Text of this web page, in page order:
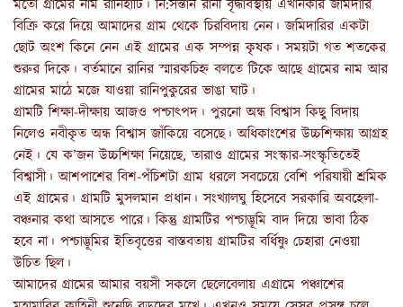
মতো গ্রামের নাম রানিহাটি। নি:সন্তান রানী বৃদ্ধাবস্থায় এখানকার জমিদারি
বিক্রি করে দিয়ে আমাদের গ্রাম থেকে চিরবিদায় নেন। জমিদারির একটা
ছোট অংশ কিনে নেন এই গ্রামের এক সম্পন্ন কৃষক। সময়টা গত শতকের
শুরুর দিকে। বর্তমানে রানির স্মারকচিহ্ন বলতে টিকে আছে গ্রামের নাম আর
গ্রামের মাঠে মজে যাওয়া রানিপুকুরের ভাঙা ঘাট।
গ্রামটি শিক্ষা-দীক্ষায় আজও পশ্চাৎপদ। পুরনো অন্ধ বিশ্বাস কিছু বিদায়
নিলেও নবীকৃত অন্ধ বিশ্বাস জাঁকিয়ে বসেছে। অধিকাংশের উচ্চশিক্ষায় আগ্রহ
নেই। যে ক’জন উচ্চশিক্ষা নিয়েছে, তারাও গ্রামের সংস্কার-সংস্কৃতিতেই
বিশ্বাসী। আশপাশের বিশ-পঁচিশটা গ্রাম ধরলে সবচেয়ে বেশি পরিযায়ী শ্রমিক
এই গ্রামের। গ্রামটি মুসলমান প্রধান। সংখ্যালঘু হিসেবে সরকারি অবহেলা-
বঞ্চনার কথা আসতে পারে। কিন্তু গ্রামটির পশ্চাদ্ভূমি বাদ দিয়ে ভাবা ঠিক
হবে না। পশ্চাদ্ভূমির ইতিবৃত্তের বাস্তবতায় গ্রামটির বর্ধিষ্ণু চেহারা নেওয়া
উচিত ছিল।
আমাদের গ্রামের আমার বয়সী সকলে ছেলেবেলায় এগ্রামে পঞ্চাশের